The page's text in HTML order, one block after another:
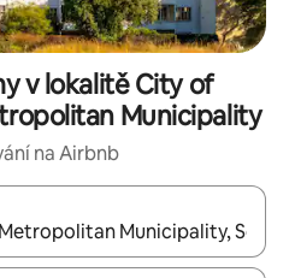
v lokalitě City of
Municipality
na Airbnb
můžeš si je procházet pomocí